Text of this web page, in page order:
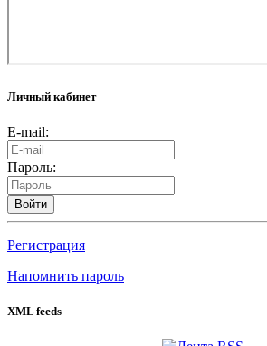
Личный кабинет
E-mail:
Пароль:
Войти
Регистрация
Напомнить пароль
XML feeds